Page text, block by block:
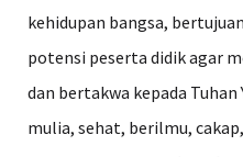
kehidupan bangsa,
potensi peserta didik agar
dan bertakwa kepada Tuhan
mulia, sehat, berilmu,